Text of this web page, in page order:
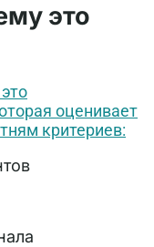
это
оценивает
критериев: